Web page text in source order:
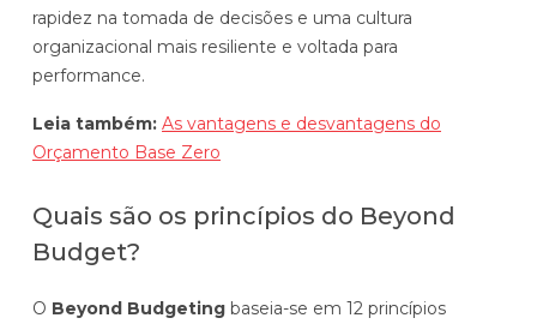
rapidez na tomada de decisões e uma cultura
organizacional mais resiliente e voltada para
performance.
Leia também: As vantagens e desvantagens do
Orçamento Base Zero
Quais são os princípios do Beyond
Budget?
O Beyond Budgeting baseia-se em 12 princípios